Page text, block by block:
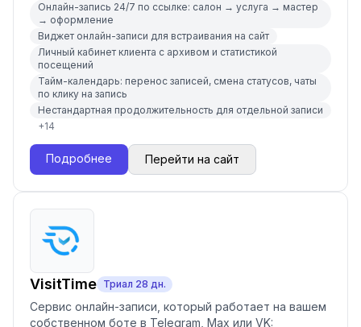
Онлайн-запись 24/7 по ссылке: салон → услуга → мастер
→ оформление
Виджет онлайн-записи для встраивания на сайт
Личный кабинет клиента с архивом и статистикой
посещений
Тайм-календарь: перенос записей, смена статусов, чаты
по клику на запись
Нестандартная продолжительность для отдельной записи
+14
Подробнее Перейти на сайт
VisitTime Триал 28 дн.
Сервис онлайн-записи, который работает на вашем
собственном боте в Telegram, Max или VK: